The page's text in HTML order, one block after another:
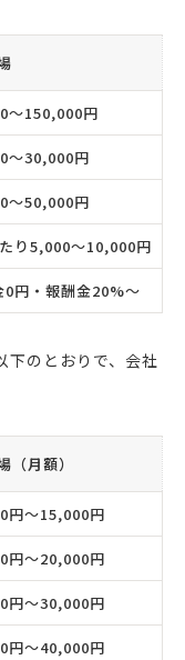
〜150,000円
〜30,000円
〜50,000円
り5,000〜10,000円
0円・報酬金20%〜
下のとおりで、会社
（月額）
円〜15,000円
円〜20,000円
円〜30,000円
円〜40,000円